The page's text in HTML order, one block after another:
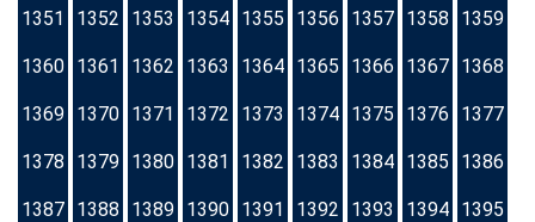
1351 1352 1353 1354 1355 1356 1357 1358 1359
1360 1361 1362 1363 1364 1365 1366 1367 1368
1369 1370 1371 1372 1373 1374 1375 1376 1377
1378 1379 1380 1381 1382 1383 1384 1385 1386
1387 1388 1389 1390 1391 1392 1393 1394 1395